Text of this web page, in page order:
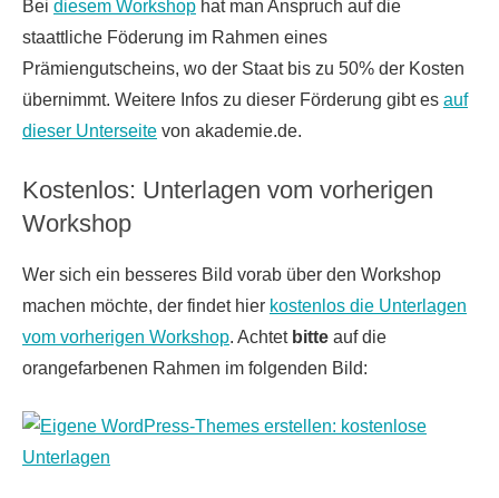
Bei diesem Workshop hat man Anspruch auf die
staattliche Föderung im Rahmen eines
Prämiengutscheins, wo der Staat bis zu 50% der Kosten
übernimmt. Weitere Infos zu dieser Förderung gibt es auf
dieser Unterseite von akademie.de.
Kostenlos: Unterlagen vom vorherigen
Workshop
Wer sich ein besseres Bild vorab über den Workshop
machen möchte, der findet hier kostenlos die Unterlagen
vom vorherigen Workshop. Achtet bitte auf die
orangefarbenen Rahmen im folgenden Bild: